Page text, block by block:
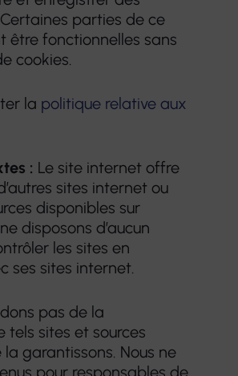
parties de ce
être fonctionnelles sans
cookies.
la politique relative aux
: Le site internet offre
sites internet ou
disponibles sur
disposons d’aucun
les sites en
ses sites internet.
pas de la
tels sites et sources
garantissons. Nous ne
pour responsables de